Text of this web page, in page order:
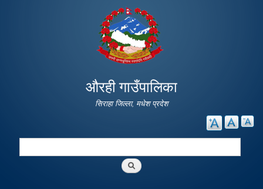
main
content
औरही गाउँपालिका
सिराहा जिल्ला, मधेश प्रदेश
Search